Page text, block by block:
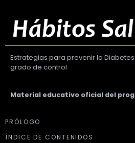
Estrategias para prevenir la
grado de control
Material educativo oficial del
PRÓLOGO
ÍNDICE DE CONTENIDOS